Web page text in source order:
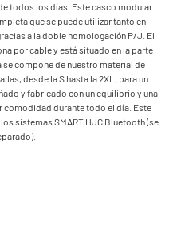
todos los días. Este casco modular
que se puede utilizar tanto en
a la doble homologación P/J. El
por cable y está situado en la parte
compone de nuestro material de
desde la S hasta la 2XL, para un
y fabricado con un equilibrio y una
durante todo el día. Este
sistemas SMART HJC Bluetooth (se